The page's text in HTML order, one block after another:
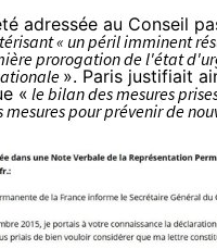
adressée au Conseil
« un péril imminent
prorogation de l'état
». Paris justifiait
«le bilan des mesures
mesures pour prévenir de